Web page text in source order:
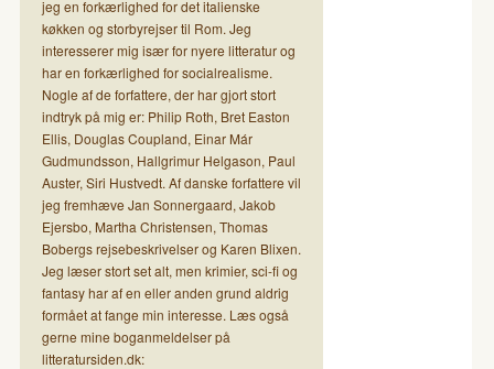
jeg en forkærlighed for det italienske
køkken og storbyrejser til Rom. Jeg
interesserer mig især for nyere litteratur og
har en forkærlighed for socialrealisme.
Nogle af de forfattere, der har gjort stort
indtryk på mig er: Philip Roth, Bret Easton
Ellis, Douglas Coupland, Einar Már
Gudmundsson, Hallgrimur Helgason, Paul
Auster, Siri Hustvedt. Af danske forfattere vil
jeg fremhæve Jan Sonnergaard, Jakob
Ejersbo, Martha Christensen, Thomas
Bobergs rejsebeskrivelser og Karen Blixen.
Jeg læser stort set alt, men krimier, sci-fi og
fantasy har af en eller anden grund aldrig
formået at fange min interesse. Læs også
gerne mine boganmeldelser på
litteratursiden.dk: